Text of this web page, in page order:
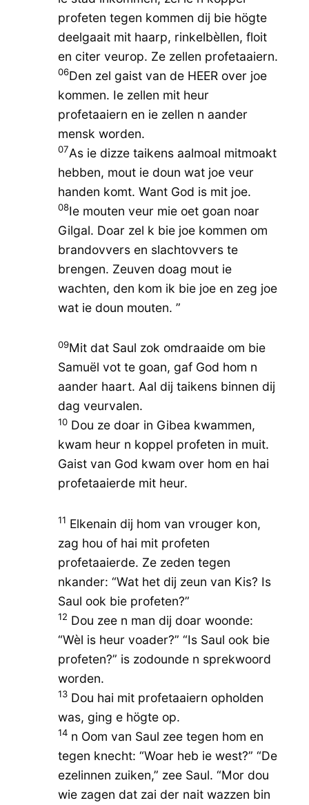
profeten tegen kommen dij bie högte
deelgaait mit haarp, rinkelbèllen, floit
en citer veurop. Ze zellen profetaaiern.
06Den zel gaist van de HEER over joe
kommen. Ie zellen mit heur
profetaaiern en ie zellen n aander
mensk worden.
07As ie dizze taikens aalmoal mitmoakt
hebben, mout ie doun wat joe veur
handen komt. Want God is mit joe.
08Ie mouten veur mie oet goan noar
Gilgal. Doar zel k bie joe kommen om
brandovvers en slachtovvers te
brengen. Zeuven doag mout ie
wachten, den kom ik bie joe en zeg joe
wat ie doun mouten. ”
09Mit dat Saul zok omdraaide om bie
Samuël vot te goan, gaf God hom n
aander haart. Aal dij taikens binnen dij
dag veurvalen.
10Dou ze doar in Gibea kwammen,
kwam heur n koppel profeten in muit.
Gaist van God kwam over hom en hai
profetaaierde mit heur.
11 Elkenain dij hom van vrouger kon,
zag hou of hai mit profeten
profetaaierde. Ze zeden tegen
nkander: “Wat het dij zeun van Kis? Is
Saul ook bie profeten?”
12 Dou zee n man dij doar woonde:
“Wèl is heur voader?” “Is Saul ook bie
profeten?” is zodounde n sprekwoord
worden.
13Dou hai mit profetaaiern opholden
was, ging e högte op.
14n Oom van Saul zee tegen hom en
tegen knecht: “Woar heb ie west?” “De
ezelinnen zuiken,” zee Saul. “Mor dou
wie zagen dat zai der nait wazzen bin